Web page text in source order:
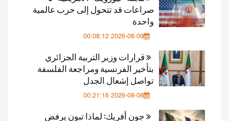
صراعات قد تتحول إلى حرب عالمية
واحدة
2026-08-09 00:08:12
قرارات وزير التربية الجزائري
بتأخير الفرنسية ومراجعة الفلسفة
تواصل إشعال الجدل
2026-08-08 00:21:16
جون أفريك: لماذا تبون يرفض